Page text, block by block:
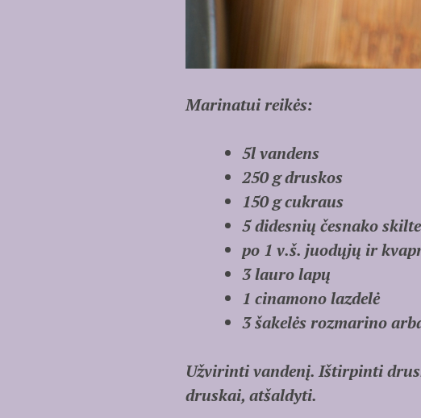
Marinatui reikės:
5l vandens
250 g druskos
150 g cukraus
5 didesnių česnako
po 1 v.š. juodųjų ir
3 lauro lapų
1 cinamono lazdelė
3 šakelės rozmarino
Užvirinti vandenį. Ištirpinti
druskai, atšaldyti.